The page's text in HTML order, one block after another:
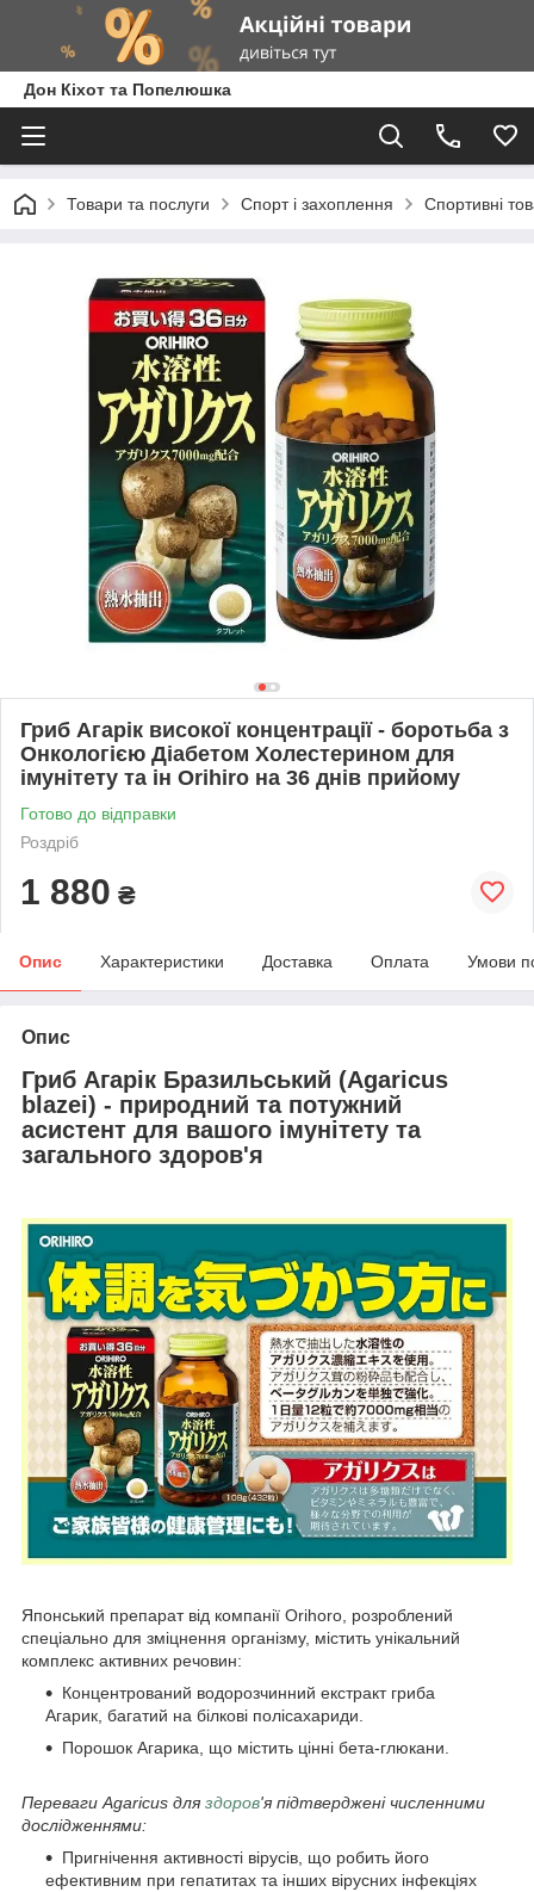
Дон Кіхот та Попелюшка
Товари та послуги Спорт і захоплення Спортивні
Гриб Агарік високої концентрації - боротьба з
Онкологією Діабетом Холестерином для
імунітету та ін Orihiro на 36 днів прийому
Готово до відправки
Роздріб
1 880 ₴
Опис Характеристики Доставка Оплата Умови
Опис
Гриб Агарік Бразильський (Agaricus
blazei) - природний та потужний
асистент для вашого імунітету та
загального здоров'я
Японський препарат від компанії Orihoro, розроблений
спеціально для зміцнення організму, містить унікальний
комплекс активних речовин:
Концентрований водорозчинний екстракт гриба
Агарик, багатий на білкові полісахариди.
Порошок Агарика, що містить цінні бета-глюкани.
Переваги Agaricus для здоров'я підтверджені численними
дослідженнями:
Пригнічення активності вірусів, що робить його
ефективним при гепатитах та інших вірусних інфекціях